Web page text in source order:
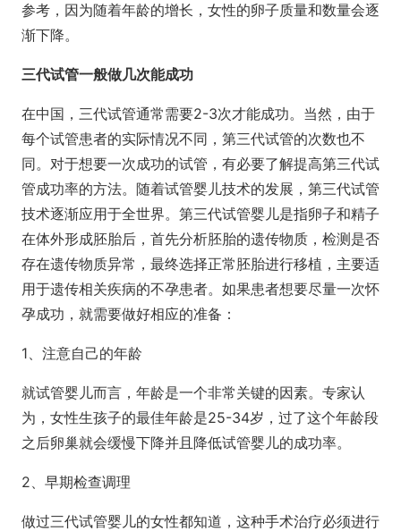
参考，因为随着年龄的增长，女性的卵子质量和数量会逐
渐下降。
三代试管一般做几次能成功
在中国，三代试管通常需要2-3次才能成功。当然，由于
每个试管患者的实际情况不同，第三代试管的次数也不
同。对于想要一次成功的试管，有必要了解提高第三代试
管成功率的方法。随着试管婴儿技术的发展，第三代试管
技术逐渐应用于全世界。第三代试管婴儿是指卵子和精子
在体外形成胚胎后，首先分析胚胎的遗传物质，检测是否
存在遗传物质异常，最终选择正常胚胎进行移植，主要适
用于遗传相关疾病的不孕患者。如果患者想要尽量一次怀
孕成功，就需要做好相应的准备：
1、注意自己的年龄
就试管婴儿而言，年龄是一个非常关键的因素。专家认
为，女性生孩子的最佳年龄是25-34岁，过了这个年龄段
之后卵巢就会缓慢下降并且降低试管婴儿的成功率。
2、早期检查调理
做过三代试管婴儿的女性都知道，这种手术治疗必须进行